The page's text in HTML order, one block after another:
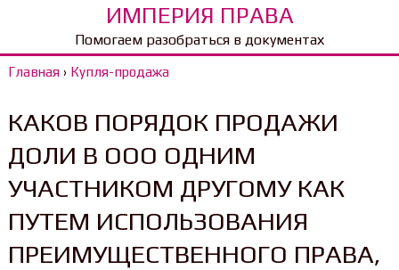
ИМПЕРИЯ ПРАВА
Помогаем разобраться в документах
Главная› Купля-продажа
КАКОВ ПОРЯДОК ПРОДАЖИ
ДОЛИ В ООО ОДНИМ
УЧАСТНИКОМ ДРУГОМУ КАК
ПУТЕМ ИСПОЛЬЗОВАНИЯ
ПРЕИМУЩЕСТВЕННОГО ПРАВА,